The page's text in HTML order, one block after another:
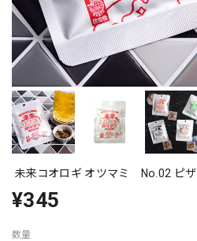
未来コオロギ オツマミ No.02 ピザ
¥345
数量